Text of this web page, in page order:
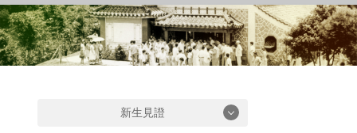
新生見證